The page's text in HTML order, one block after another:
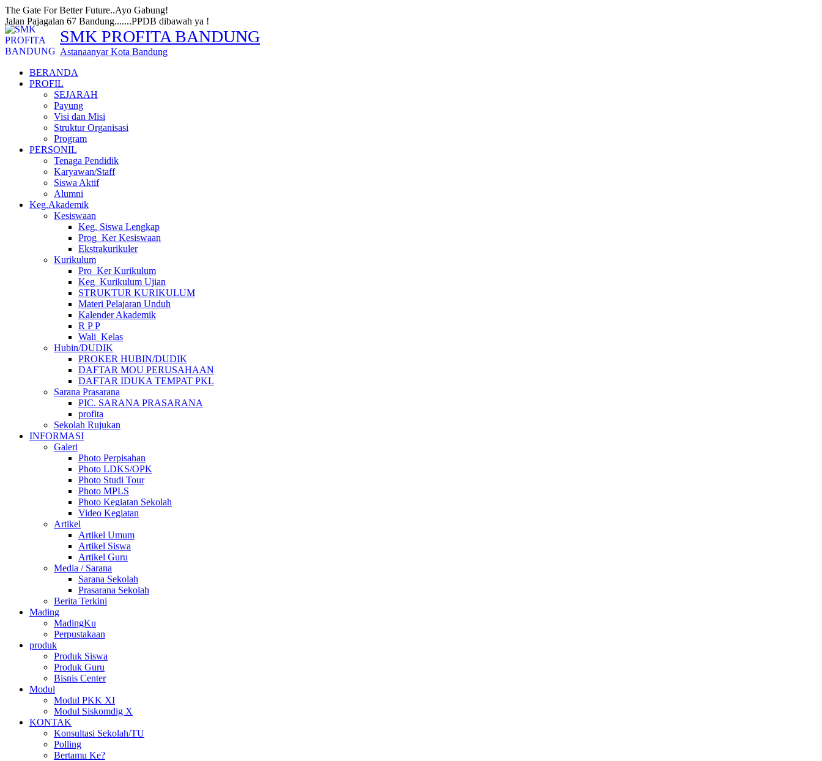
The Gate For Better Future..Ayo Gabung!
Jalan Pajagalan 67 Bandung.......PPDB dibawah ya !
SMK PROFITA BANDUNG
Astanaanyar Kota Bandung
BERANDA
PROFIL
SEJARAH
Payung
Visi dan Misi
Struktur Organisasi
Program
PERSONIL
Tenaga Pendidik
Karyawan/Staff
Siswa Aktif
Alumni
Keg.Akademik
Kesiswaan
Keg. Siswa Lengkap
Prog_Ker Kesiswaan
Ekstrakurikuler
Kurikulum
Pro_Ker Kurikulum
Keg_Kurikulum Ujian
STRUKTUR KURIKULUM
Materi Pelajaran Unduh
Kalender Akademik
R P P
Wali_Kelas
Hubin/DUDIK
PROKER HUBIN/DUDIK
DAFTAR MOU PERUSAHAAN
DAFTAR IDUKA TEMPAT PKL
Sarana Prasarana
PIC. SARANA PRASARANA
profita
Sekolah Rujukan
INFORMASI
Galeri
Photo Perpisahan
Photo LDKS/OPK
Photo Studi Tour
Photo MPLS
Photo Kegiatan Sekolah
Video Kegiatan
Artikel
Artikel Umum
Artikel Siswa
Artikel Guru
Media / Sarana
Sarana Sekolah
Prasarana Sekolah
Berita Terkini
Mading
MadingKu
Perpustakaan
produk
Produk Siswa
Produk Guru
Bisnis Center
Modul
Modul PKK XI
Modul Siskomdig X
KONTAK
Konsultasi Sekolah/TU
Polling
Bertamu Ke?